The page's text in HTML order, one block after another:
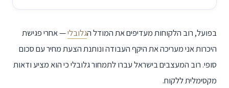
בפועל, רוב הלקוחות מעדיפים את המודל הגלובלי— אחרי פגישת
היכרות אני מעריכה את היקף העבודה ונותנת הצעת מחיר עם סכום
סופי. רוב המעצבים בישראל עברו לתמחור גלובלי כי הוא מציע ודאות
מקסימלית ללקוח.